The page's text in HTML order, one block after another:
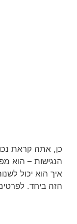
כן, אתה קראת
הנגישות – הוא
איך הוא יכול
הזה ביחד.